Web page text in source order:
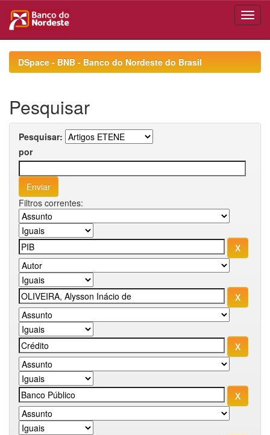
navigationDSpace - BNB - Banco do Nordeste do Brasil
Pesquisar
Pesquisar:
por
Filtros correntes: